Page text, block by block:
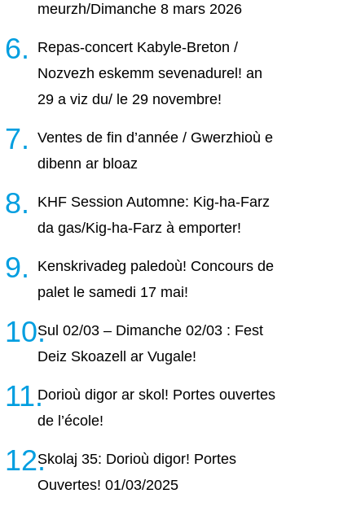
meurzh/Dimanche 8 mars 2026
Repas-concert Kabyle-Breton /
Nozvezh eskemm sevenadurel! an
29 a viz du/ le 29 novembre!
Ventes de fin d’année / Gwerzhioù e
dibenn ar bloaz
KHF Session Automne: Kig-ha-Farz
da gas/Kig-ha-Farz à emporter!
Kenskrivadeg paledoù! Concours de
palet le samedi 17 mai!
Sul 02/03 – Dimanche 02/03 : Fest
Deiz Skoazell ar Vugale!
Dorioù digor ar skol! Portes ouvertes
de l’école!
Skolaj 35: Dorioù digor! Portes
Ouvertes! 01/03/2025